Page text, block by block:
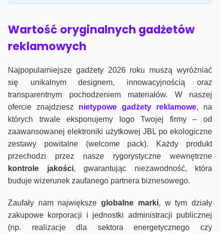
Wartość oryginalnych gadżetów
reklamowych
Najpopularniejsze gadżety 2026 roku muszą wyróżniać
się unikalnym designem, innowacyjnością oraz
transparentnym pochodzeniem materiałów. W naszej
ofercie znajdziesz nietypowe gadżety reklamowe, na
których trwale eksponujemy logo Twojej firmy – od
zaawansowanej elektroniki użytkowej JBL po ekologiczne
zestawy powitalne (welcome pack). Każdy produkt
przechodzi przez nasze rygorystyczne wewnętrzne
kontrole jakości, gwarantując niezawodność, która
buduje wizerunek zaufanego partnera biznesowego.
Zaufały nam największeglobalne marki, w tym działy
zakupowe korporacji i jednostki administracji publicznej
(np. realizacje dla sektora energetycznego czy